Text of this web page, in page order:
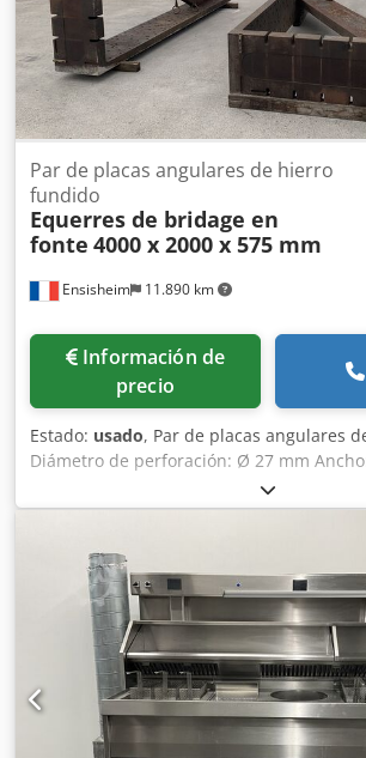
Ensisheim 11.890 km
Par de placas angulares de hierro
fundido
Equerres de bridage en
fonte 4000 x 2000 x 575 mm
Información de
precio
Estado: usado, Par de placas angulares
Diámetro de perforación: Ø 27 mm
Profundidad: 2000 mm Altura total: 4000
Nao Aanof Peso unitario: aprox. 6